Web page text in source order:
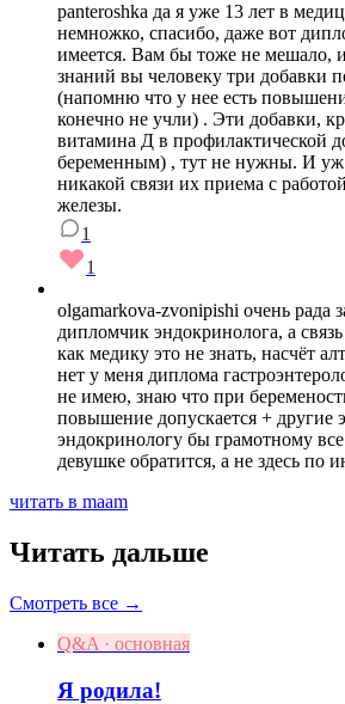
panteroshka да я уже 13 лет в
немножко, спасибо, даже вот
имеется. Вам бы тоже не мешало,
знаний вы человеку три добавки
(напомню что у нее есть
конечно не учли) . Эти добавки,
витамина Д в профилактической
беременным) , тут не нужны. И уж
никакой связи их приема с
железы.
1
1
olgamarkova-zvonipishi очень рада
дипломчик эндокринолога, а
как медику это не знать, насчёт
нет у меня диплома
не имею, знаю что при
повышение допускается + другие
эндокринологу бы грамотному
девушке обратится, а не здесь по
читать в maam
Читать дальше
Смотреть все →
Q&A · основная
Я родила!